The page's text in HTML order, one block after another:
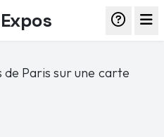
Paris sur une carte